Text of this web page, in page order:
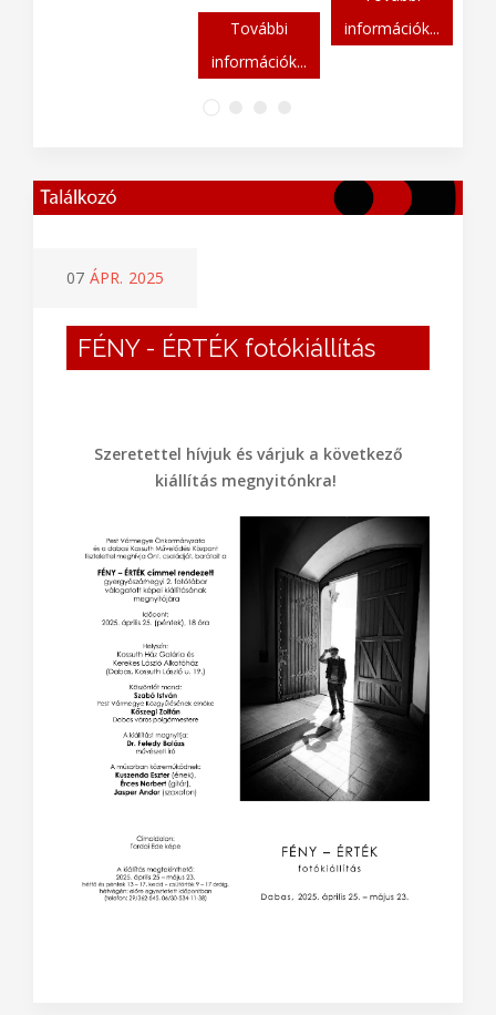
További
információk...
információk...
07 ÁPR. 2025
FÉNY - ÉRTÉK fotókiállítás
Szeretettel hívjuk és várjuk a következő
kiállítás megnyitónkra!